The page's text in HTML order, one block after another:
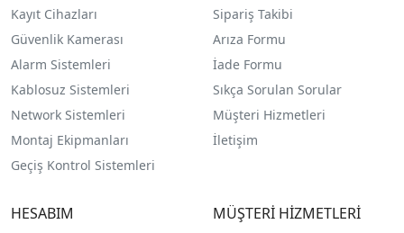
Kayıt Cihazları
Güvenlik Kamerası
Alarm Sistemleri
Kablosuz Sistemleri
Network Sistemleri
Montaj Ekipmanları
Geçiş Kontrol Sistemleri
Sipariş Takibi
Arıza Formu
İade Formu
Sıkça Sorulan Sorular
Müşteri Hizmetleri
İletişim
HESABIM MÜŞTERİ HİZMETLERİ